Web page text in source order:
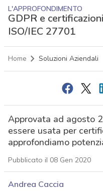
L'APPROFONDIMENTO
GDPR e
ISO/IEC 27701
Home Soluzioni Aziendali
Approvata ad agosto
essere usata per
approfondiamo
Pubblicato il 08 Gen 2020
Andrea Caccia